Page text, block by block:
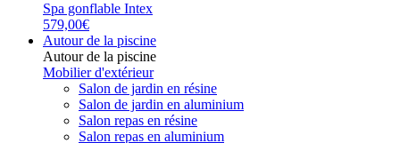
Spa gonflable Intex
579,00€
Autour de la piscine
Autour de la piscine
Mobilier d'extérieur
Salon de jardin en résine
Salon de jardin en aluminium
Salon repas en résine
Salon repas en aluminium